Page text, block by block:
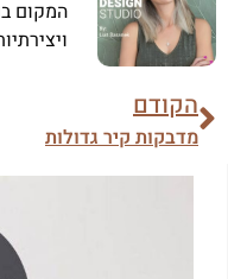
המקום
הקודם
מדבקות קיר גדולות